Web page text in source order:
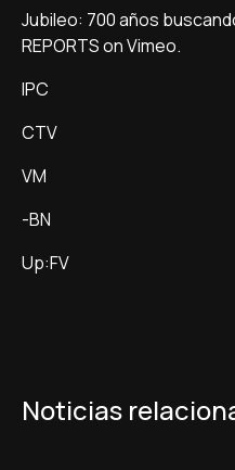
Jubileo: 700 años
REPORTS on Vimeo.
IPC
CTV
VM
-BN
Up:FV
Noticias